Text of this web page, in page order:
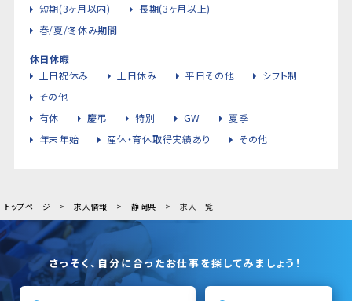
短期(3ヶ月以内)
長期(3ヶ月以上)
春/夏/冬休み期間
休日休暇
土日祝休み
土日休み 平日その他
シフト制
その他
有休
慶弔 特別 GW
夏季
年末年始
産休・育休取得実績あり その他
トップページ 求人情報 静岡県 求人一覧
さっそく、自分に合ったお仕事を探してみましょう！